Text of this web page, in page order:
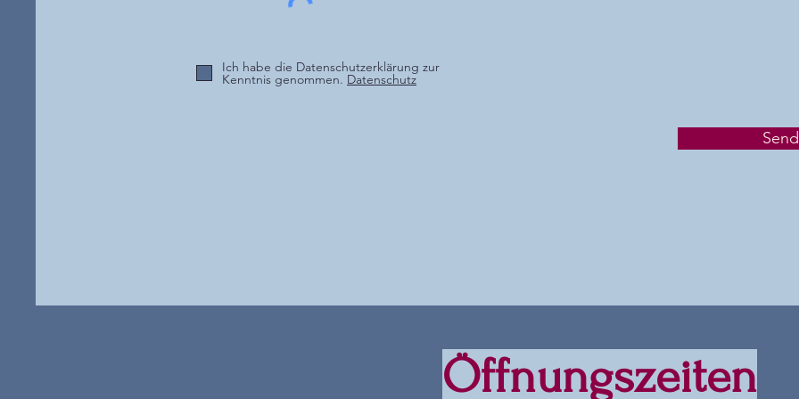
Ich habe die Datenschutzerklärung zur
Kenntnis genommen. Datenschutz
Öffnungszeiten